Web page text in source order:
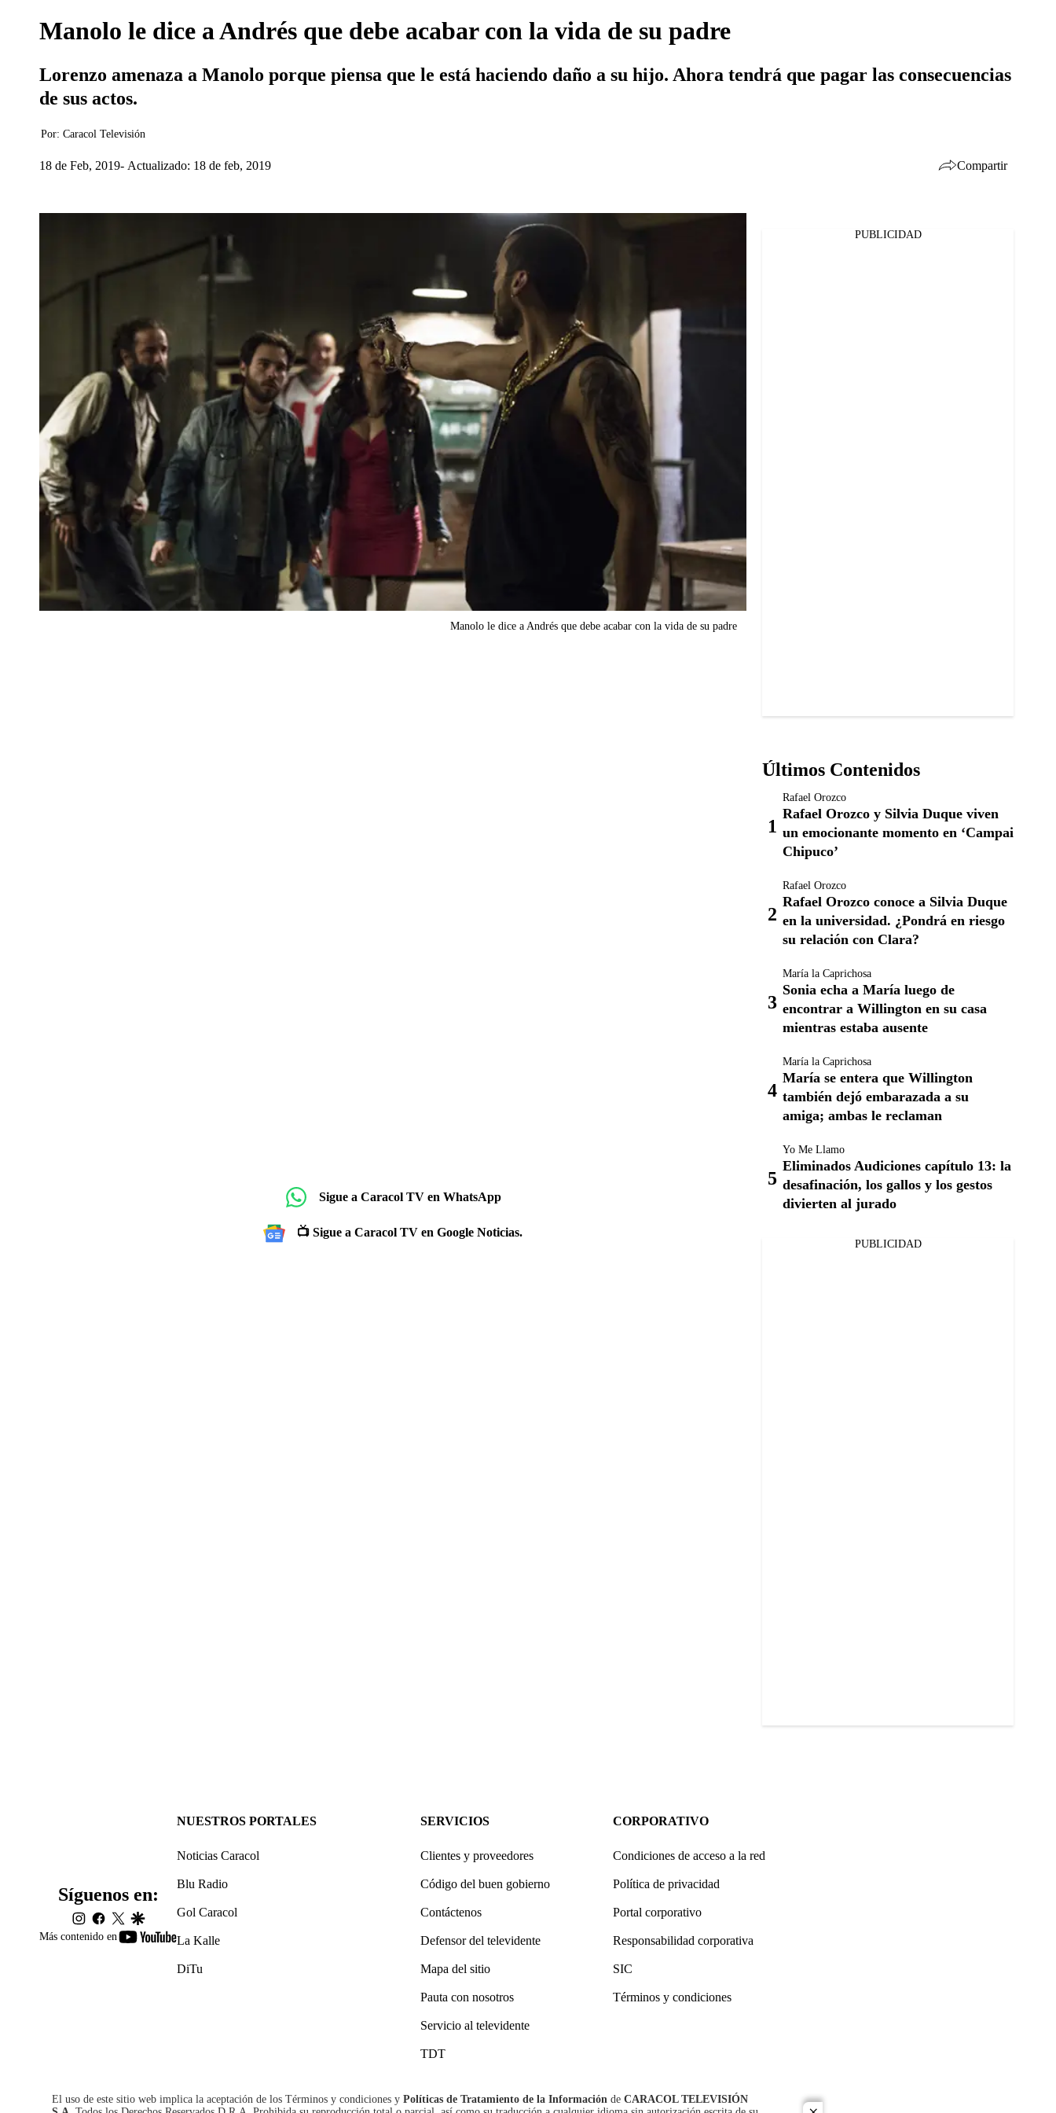
Manolo le dice a Andrés que debe acabar con la vida de su padre
Lorenzo amenaza a Manolo porque piensa que le está haciendo daño a su hijo. Ahora tendrá que pagar las consecuencias
de sus actos.
Por: Caracol Televisión
18 de Feb, 2019 Actualizado: 18 de feb, 2019 Compartir
Manolo le dice a Andrés que debe acabar con la vida de su padre
Sigue a Caracol TV en WhatsApp
📺 Sigue a Caracol TV en Google Noticias.
PUBLICIDAD
Últimos Contenidos
Rafael Orozco
Rafael Orozco y Silvia Duque viven
un emocionante momento en ‘Campai
Chipuco’
Rafael Orozco
Rafael Orozco conoce a Silvia Duque
en la universidad. ¿Pondrá en riesgo
su relación con Clara?
María la Caprichosa
Sonia echa a María luego de
encontrar a Willington en su casa
mientras estaba ausente
María la Caprichosa
María se entera que Willington
también dejó embarazada a su
amiga; ambas le reclaman
Yo Me Llamo
Eliminados Audiciones capítulo 13: la
desafinación, los gallos y los gestos
divierten al jurado
PUBLICIDAD
Más contenido en
youtube-
Síguenos en:
instagram
facebook
twittergoogle
NUESTROS PORTALES
Noticias Caracol
Blu Radio
Gol Caracol
La Kalle
DiTu
SERVICIOS
Clientes y proveedores
Código del buen gobierno
Contáctenos
Defensor del televidente
Mapa del sitio
Pauta con nosotros
Servicio al televidente
TDT
CORPORATIVO
Condiciones de acceso a la red
Política de privacidad
Portal corporativo
Responsabilidad corporativa
SIC
Términos y condiciones
El uso de este sitio web implica la aceptación de los Términos y condiciones y Políticas de Tratamiento de la Información de CARACOL TELEVISIÓN